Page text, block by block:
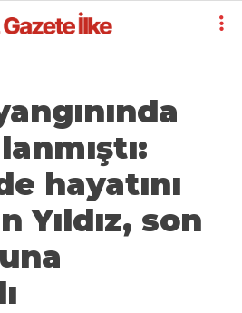
hayatını
Yıldız, son